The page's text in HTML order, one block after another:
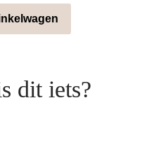
dit iets?